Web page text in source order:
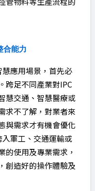
合能力
應用場景，首先必
跨足不同產業對IPC
慧交通、智慧醫療或
求不了解，對業者來
與需求才有機會優化
軍工、交通運輸或
的使用及專業需求，
創造好的操作體驗及